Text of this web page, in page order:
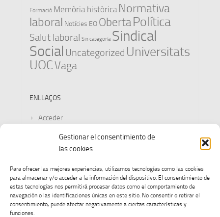
Gestionar el consentimiento de
las cookies
Para ofrecer las mejores experiencias, utilizamos tecnologías como las cookies
para almacenar y/o acceder a la información del dispositivo. El consentimiento de
estas tecnologías nos permitirá procesar datos como el comportamiento de
navegación o las identificaciones únicas en este sitio. No consentir o retirar el
consentimiento, puede afectar negativamente a ciertas características y
funciones.
Formació Memòria històrica Normativa
laboral Notícies EO ObertaPolítica
Salut laboral Sin categoría Sindical
Social Uncategorized Universitats
UOCVaga
ENLLAÇOS
Acceder
Feed de entradas
WordPress.org